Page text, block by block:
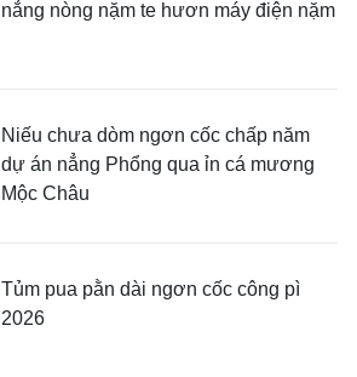
nẳng nòng nặm te hươn máy điện nặm
Niếu chưa dòm ngơn cốc chấp năm
dự án nẳng Phổng qua ỉn cá mương
Mộc Châu
Tủm pua pằn dài ngơn cốc công pì
2026